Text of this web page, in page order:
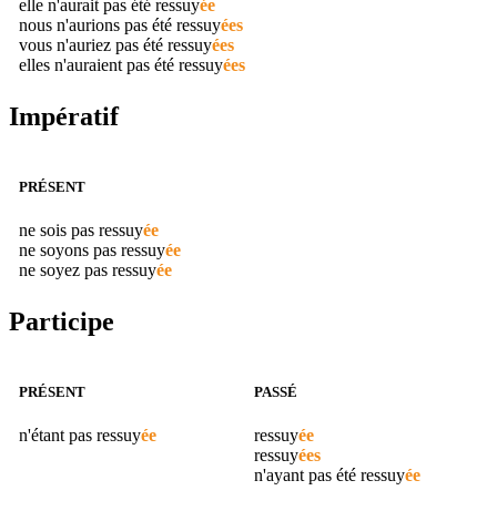
elle n'aurait pas été ressuyée
nous n'aurions pas été ressuyées
vous n'auriez pas été ressuyées
elles n'auraient pas été ressuyées
Impératif
PRÉSENT
ne sois pas ressuyée
ne soyons pas ressuyée
ne soyez pas ressuyée
Participe
PRÉSENT
n'étant pas ressuyée
PASSÉ
ressuyée
ressuyées
n'ayant pas été ressuyée